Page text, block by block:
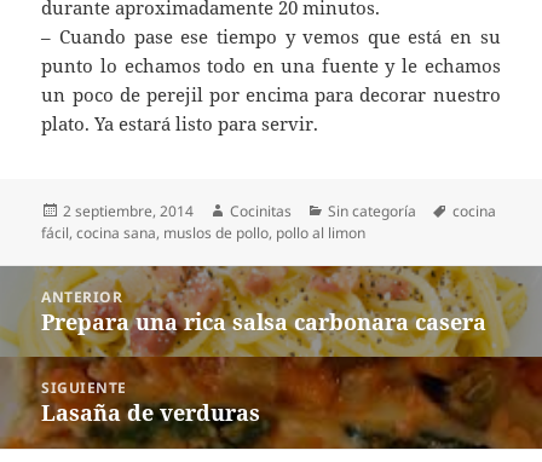
durante aproximadamente 20 minutos.
– Cuando pase ese tiempo y vemos que está en su
punto lo echamos todo en una fuente y le echamos
un poco de perejil por encima para decorar nuestro
plato. Ya estará listo para servir.
Publicado
el
2 septiembre, 2014 Autor
Cocinitas Categorías
Sin categoría Etiquetas
cocina
fácil,cocina sana, muslos de pollo, pollo al limon
Navegación
entradas
ANTERIOR
Entrada
anterior:
Prepara una rica salsa carbonara casera
SIGUIENTE
Entrada
siguiente:
Lasaña de verduras